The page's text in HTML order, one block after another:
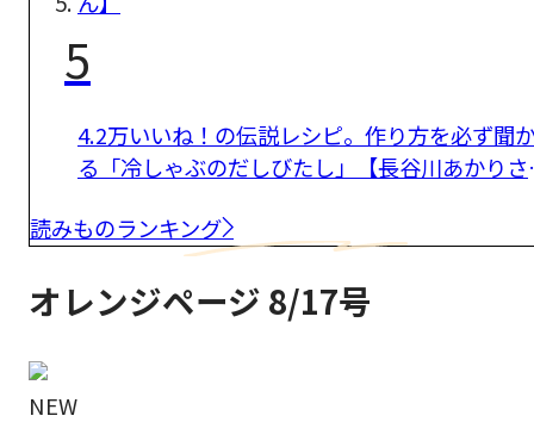
5
4.2万いいね！の伝説レシピ。作り方を必ず聞
る「冷しゃぶのだしびたし」【長谷川あかりさ
読みものランキング
オレンジページ 8/17号
NEW